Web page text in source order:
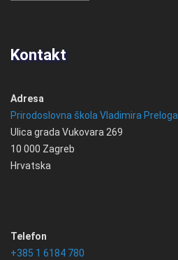
Kontakt
Adresa
Prirodoslovna škola Vladimira Preloga
Ulica grada Vukovara 269
10 000 Zagreb
Hrvatska
Telefon
+385 1 6184 780